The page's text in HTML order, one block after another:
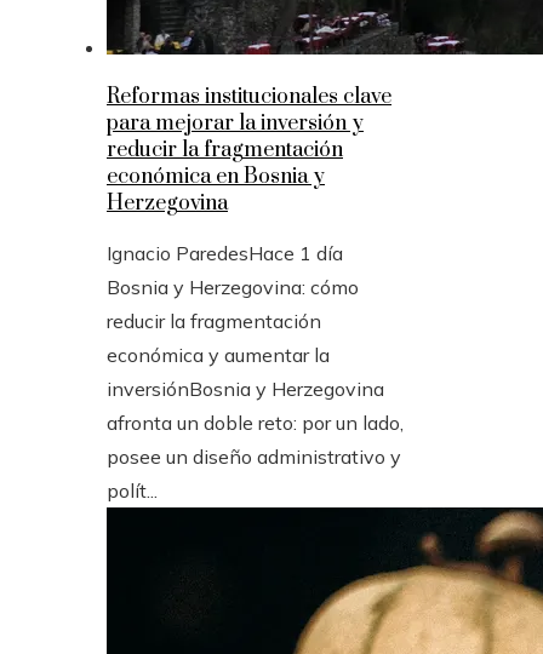
Reformas institucionales clave
para mejorar la inversión y
reducir la fragmentación
económica en Bosnia y
Herzegovina
Ignacio ParedesHace 1 día
Bosnia y Herzegovina: cómo
reducir la fragmentación
económica y aumentar la
inversiónBosnia y Herzegovina
afronta un doble reto: por un lado,
posee un diseño administrativo y
polít...